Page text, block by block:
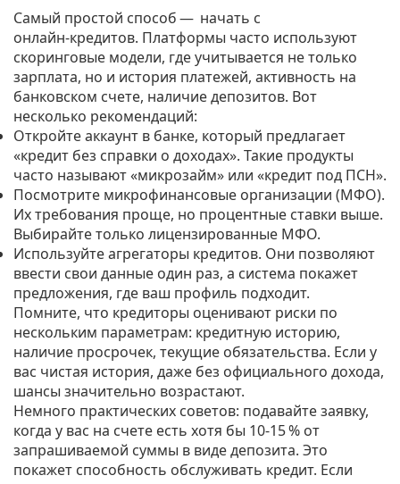
Самый простой способ — начать с
онлайн‑кредитов. Платформы часто используют
скоринговые модели, где учитывается не только
зарплата, но и история платежей, активность на
банковском счете, наличие депозитов. Вот
несколько рекомендаций:
Откройте аккаунт в банке, который предлагает
«кредит без справки о доходах». Такие продукты
часто называют «микрозайм» или «кредит под ПСН».
Посмотрите микрофинансовые организации (МФО).
Их требования проще, но процентные ставки выше.
Выбирайте только лицензированные МФО.
Используйте агрегаторы кредитов. Они позволяют
ввести свои данные один раз, а система покажет
предложения, где ваш профиль подходит.
Помните, что кредиторы оценивают риски по
нескольким параметрам: кредитную историю,
наличие просрочек, текущие обязательства. Если у
вас чистая история, даже без официального дохода,
шансы значительно возрастают.
Немного практических советов: подавайте заявку,
когда у вас на счете есть хотя бы 10‑15 % от
запрашиваемой суммы в виде депозита. Это
покажет способность обслуживать кредит. Если